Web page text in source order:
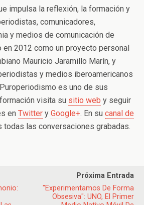
impulsa la reflexión, la formación y
comunicadores,
y medios de comunicación de
en 2012 como un proyecto personal
Mauricio Jaramillo Marín, y
y medios iberoamericanos
es uno de sus
visita su sitio web y seguir
en Twitter y Google+. En su canal de
todas las conversaciones grabadas.
Próxima Entrada
"Experimentamos De Forma
Obsesiva": UNO, El Primer